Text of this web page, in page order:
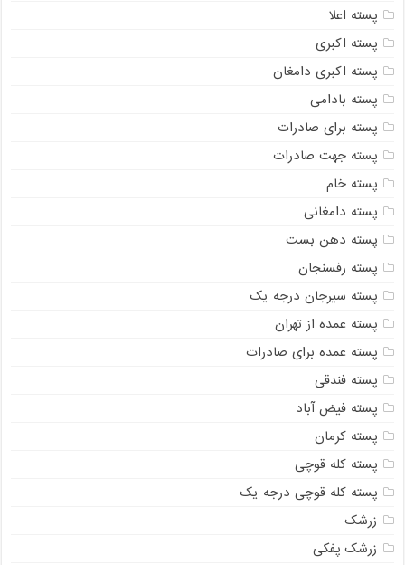
پسته اعلا
پسته اکبری
پسته اکبری دامغان
پسته بادامی
پسته برای صادرات
پسته جهت صادرات
پسته خام
پسته دامغانی
پسته دهن بست
پسته رفسنجان
پسته سیرجان درجه یک
پسته عمده از تهران
پسته عمده برای صادرات
پسته فندقی
پسته فیض آباد
پسته کرمان
پسته کله قوچی
پسته کله قوچی درجه یک
زرشک
زرشک پفکی